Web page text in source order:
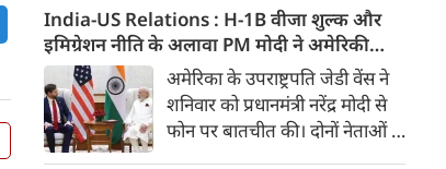
अभी तक टेस्ट रिपोर्ट उपलब्ध नहीं
कराई गई है। एयरलाइन ने कहा कि
रिपोर्ट उसके पास नहीं होने के कारण
वह इस मामले में किसी निष्कर्ष पर
टिप्पणी करने की स्थिति में नहीं है।
India-US Relations : H-1B वीजा शुल्क और
इमिग्रेशन नीति के अलावा PM मोदी ने अमेरिकी
उपराष्ट्रपति जेडी वेंस किन मुद्दों पर की चर्चा
अमेरिका के उपराष्ट्रपति जेडी वेंस ने
शनिवार को प्रधानमंत्री नरेंद्र मोदी से
फोन पर बातचीत की। दोनों नेताओं ने